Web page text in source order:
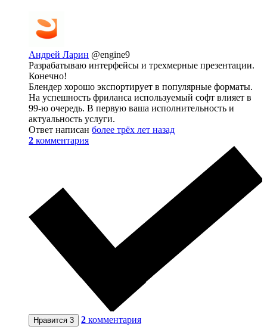
Андрей Ларин @engine9
Разрабатываю интерфейсы и трехмерные презентации.
Конечно!
Блендер хорошо экспортирует в популярные форматы.
На успешность фриланса используемый софт влияет в
99-ю очередь. В первую ваша исполнительность и
актуальность услуги.
Ответ написан более трёх лет назад
2 комментария
Нравится 3 2 комментария